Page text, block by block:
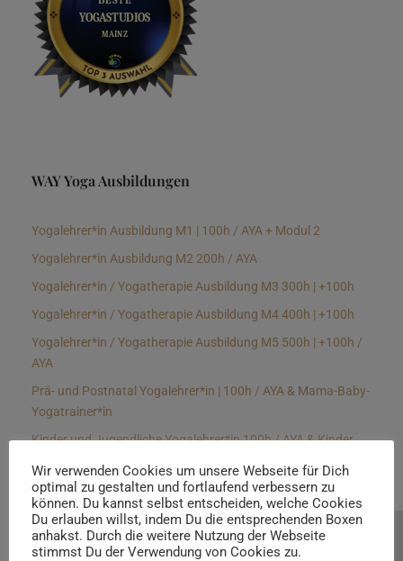
WAY Yoga Ausbildungen
Yogalehrer*in Ausbildung M1 | 100h / AYA + Modul 2
Yogalehrer*in Ausbildung M2 200h / AYA
Yogalehrer*in / Yogatherapie Ausbildung M3 300h | +100h
Yogalehrer*in / Yogatherapie Ausbildung M4 400h | +100h
Yogalehrer*in / Yogatherapie Ausbildung M5 500h | +100h /
AYA
Prä- und Postnatal Yogalehrer*in | 100h / AYA & Mama-Baby-
Yogatrainer*in
Kinder und Jugendliche Yogalehrer*in 100h / AYA & Kinder
Yin Yogalehrer*in | 100 h & Faszientrainer*in
Hormon Yogalehrer*in / Yogatherapeut*in &
Stressmanagementtrainer*in | 70h
Wir verwenden Cookies um unsere Webseite für Dich
optimal zu gestalten und fortlaufend verbessern zu
können. Du kannst selbst entscheiden, welche Cookies
Du erlauben willst, indem Du die entsprechenden Boxen
anhakst. Durch die weitere Nutzung der Webseite
stimmst Du der Verwendung von Cookies zu.
Beratung buchen